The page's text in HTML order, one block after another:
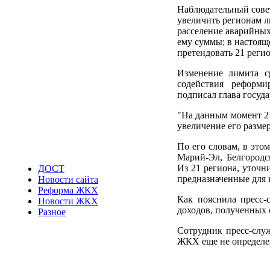
ДОСТ
Новости сайта
Реформа ЖКХ
Новости ЖКХ
Разное
Наблюдательный
увеличить регионам
расселение
ему суммы; в
претендовать 21
Изменение лимита
содействия
подписал глава
"На данным момент
увеличение его
По его словам, в
Марий-Эл,
Из 21 региона,
предназначенные для
Как пояснила
доходов, полученных
Сотрудник пресс-
ЖКХ еще не